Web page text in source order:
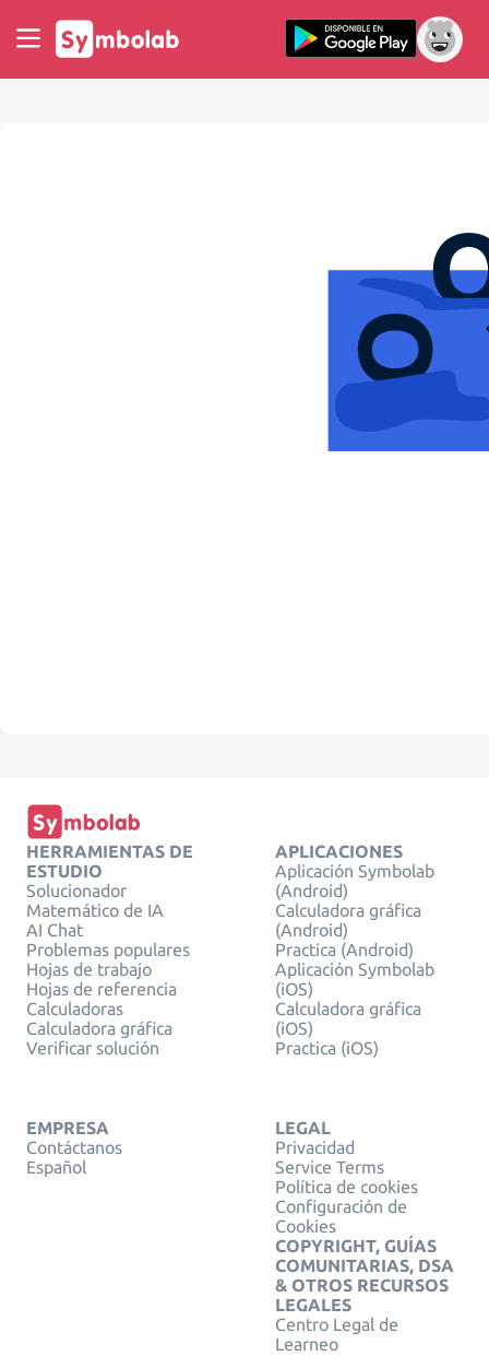
HERRAMIENTAS DE
ESTUDIO
Solucionador
Matemático de IA
AI Chat
Problemas populares
Hojas de trabajo
Hojas de referencia
Calculadoras
Calculadora gráfica
Verificar solución
APLICACIONES
Aplicación Symbolab
(Android)
Calculadora gráfica
(Android)
Practica (Android)
Aplicación Symbolab
(iOS)
Calculadora gráfica
(iOS)
Practica (iOS)
EMPRESA
Contáctanos
Español
LEGAL
Privacidad
Service Terms
Política de cookies
Configuración de
Cookies
COPYRIGHT, GUÍAS
COMUNITARIAS, DSA
& OTROS RECURSOS
LEGALES
Centro Legal de
Learneo